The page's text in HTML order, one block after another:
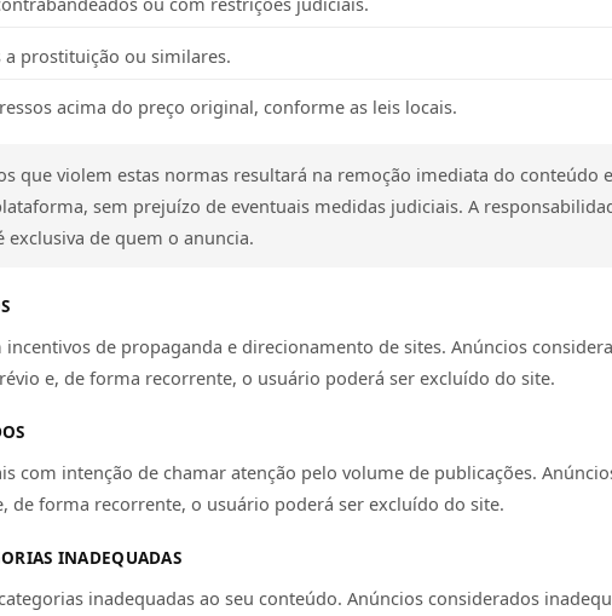
a prostituição ou similares.
acima do preço original, conforme as leis locais.
que violem estas normas resultará na remoção imediata do conteúdo
sem prejuízo de eventuais medidas judiciais. A
de quem o anuncia.
de propaganda e direcionamento de sites. Anúncios
e, de forma recorrente, o usuário poderá ser excluído do site.
com intenção de chamar atenção pelo volume de publicações.
de forma recorrente, o usuário poderá ser excluído do site.
INADEQUADAS
inadequadas ao seu conteúdo. Anúncios considerados